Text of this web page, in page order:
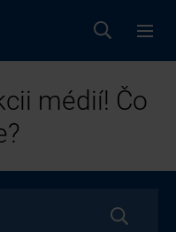
médií! Čo